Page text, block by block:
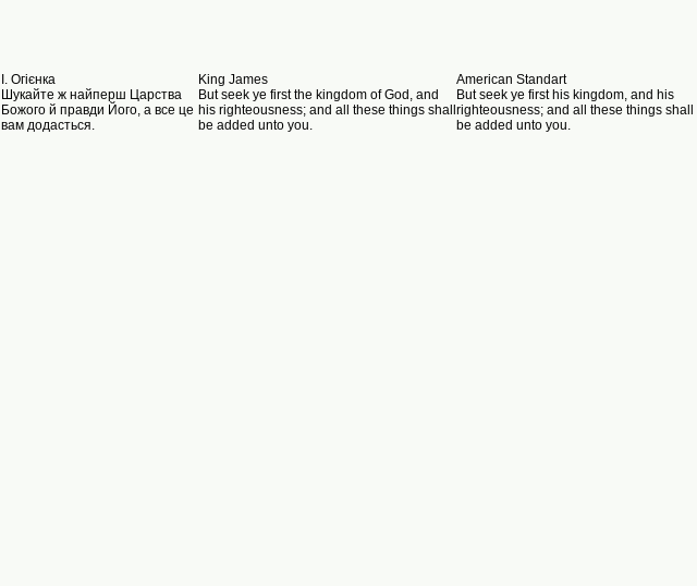
I. Oгієнка
Шукайте ж найперш Царства
Божого й правди Його, а все це
вам додасться.
King James
But seek ye first the kingdom of God, and
his righteousness; and all these things shall
be added unto you.
American Standart
But seek ye first his kingdom, and his
righteousness; and all these things shall
be added unto you.